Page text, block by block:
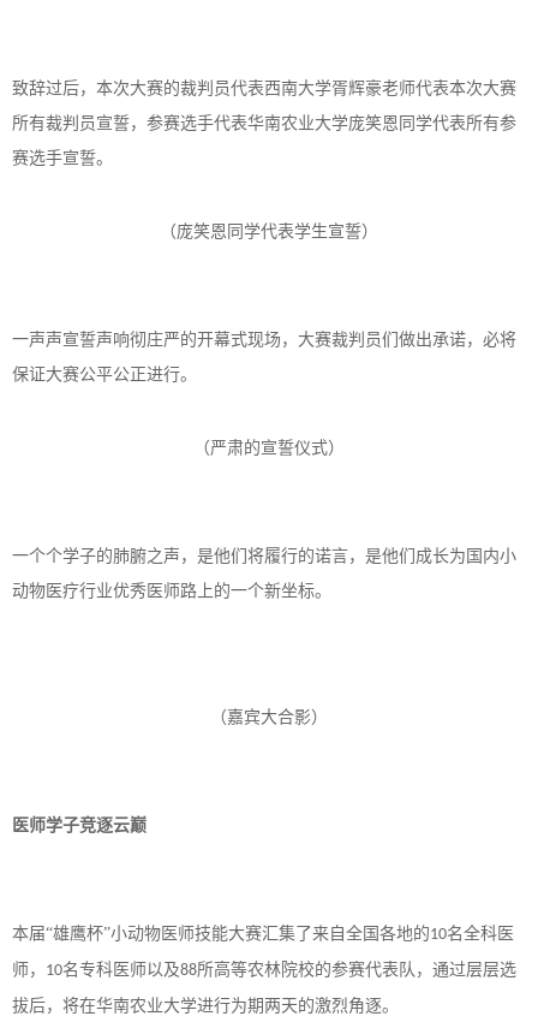
致辞过后，本次大赛的裁判员代表西南大学胥辉豪老师代表本次大赛
所有裁判员宣誓，参赛选手代表华南农业大学庞笑恩同学代表所有参
赛选手宣誓。
（庞笑恩同学代表学生宣誓）
一声声宣誓声响彻庄严的开幕式现场，大赛裁判员们做出承诺，必将
保证大赛公平公正进行。
（严肃的宣誓仪式）
一个个学子的肺腑之声，是他们将履行的诺言，是他们成长为国内小
动物医疗行业优秀医师路上的一个新坐标。
（嘉宾大合影）
医师学子竞逐云巅
本届“雄鹰杯”小动物医师技能大赛汇集了来自全国各地的10名全科医
师， 10名专科医师以及88所高等农林院校的参赛代表队，通过层层选
拔后，将在华南农业大学进行为期两天的激烈角逐。